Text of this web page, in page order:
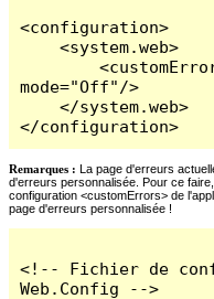
<configuration>
    <system.web>
        <customErrors
mode="Off"/>
    </system.web>
</configuration>
Remarques : La page d'erreurs
d'erreurs personnalisée. Pour ce
configuration <customErrors> de
page d'erreurs personnalisée !
<!-- Fichier de
Web.Config -->